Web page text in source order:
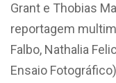
Grant e Thobias
reportagem
Falbo, Nathalia
Ensaio